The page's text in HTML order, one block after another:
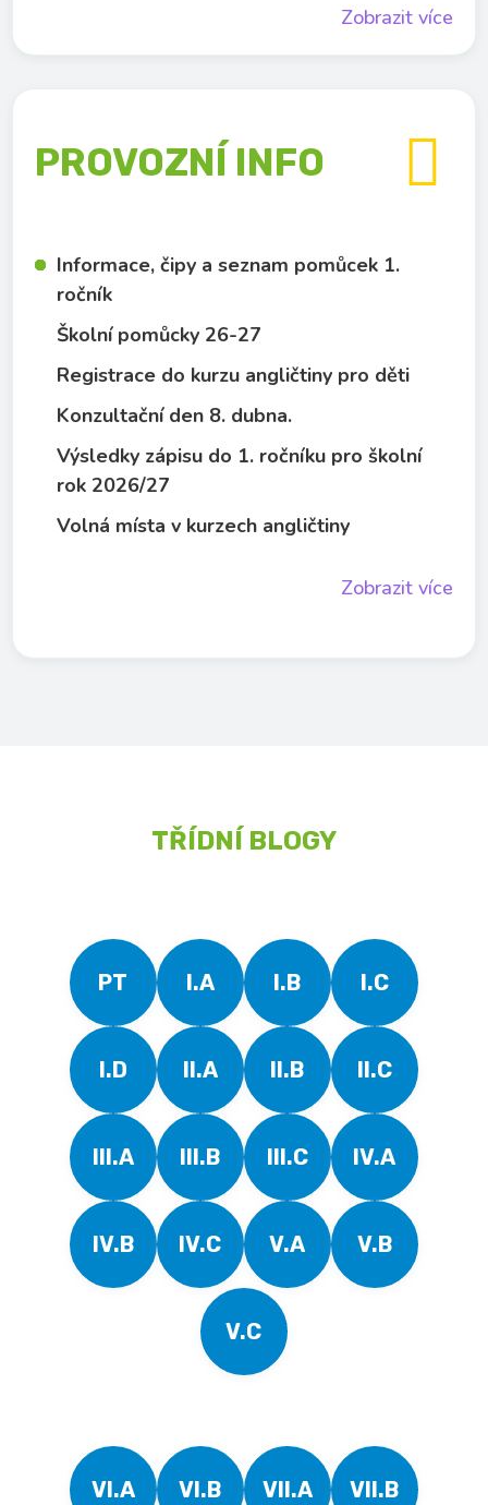
Zobrazit více
PROVOZNÍ INFO
Informace, čipy a seznam pomůcek 1.
ročník
Školní pomůcky 26-27
Registrace do kurzu angličtiny pro děti
Konzultační den 8. dubna.
Výsledky zápisu do 1. ročníku pro školní
rok 2026/27
Volná místa v kurzech angličtiny
Zobrazit více

TŘÍDNÍ BLOGY
PT I.A I.B I.C
I.D II.A II.B II.C
III.A III.B III.C IV.A
IV.B IV.C V.A V.B
V.C
VI.A VI.B VII.A VII.B